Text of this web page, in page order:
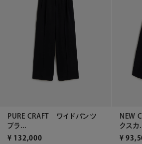
PURE CRAFT ワイドパンツ
ブラ...
¥ 132,000
NEW
クスカ
¥